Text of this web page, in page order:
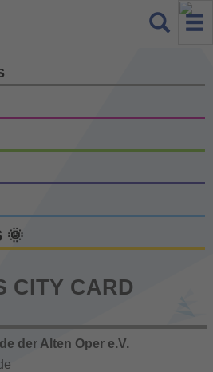
🌞
CITY CARD
der Alten Oper e.V.